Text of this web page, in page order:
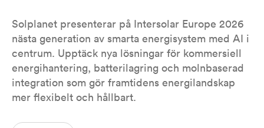
Solplanet presenterar på Intersolar Europe 2026
nästa generation av smarta energisystem med AI i
centrum. Upptäck nya lösningar för kommersiell
energihantering, batterilagring och molnbaserad
integration som gör framtidens energilandskap
mer flexibelt och hållbart.